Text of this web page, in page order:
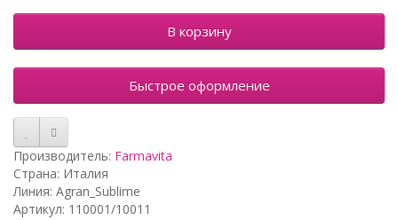
В корзину
Быстрое оформление
Производитель: Farmavita
Страна: Италия
Линия: Agran_Sublime
Артикул: 110001/10011